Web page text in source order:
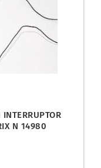
INTERRUPTOR
N 14980